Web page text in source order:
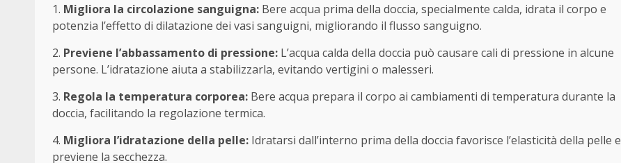
1. Migliora la circolazione sanguigna: Bere acqua prima della doccia, specialmente calda, idrata il corpo e
potenzia l’effetto di dilatazione dei vasi sanguigni, migliorando il flusso sanguigno.
2. Previene l’abbassamento di pressione: L’acqua calda della doccia può causare cali di pressione in alcune
persone. L’idratazione aiuta a stabilizzarla, evitando vertigini o malesseri.
3. Regola la temperatura corporea: Bere acqua prepara il corpo ai cambiamenti di temperatura durante la
doccia, facilitando la regolazione termica.
4. Migliora l’idratazione della pelle: Idratarsi dall’interno prima della doccia favorisce l’elasticità della pelle e
previene la secchezza.